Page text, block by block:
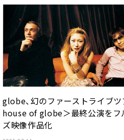
globe、幻のファーストライブツ
house of globe＞最終公演をフ
ズ映像作品化